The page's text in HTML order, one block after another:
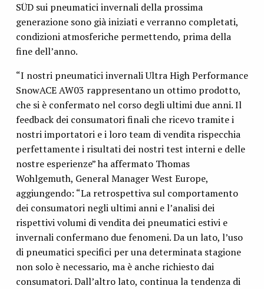
SÜD sui pneumatici invernali della prossima
generazione sono già iniziati e verranno completati,
condizioni atmosferiche permettendo, prima della
fine dell’anno.
“I nostri pneumatici invernali Ultra High Performance
SnowACE AW03 rappresentano un ottimo prodotto,
che si è confermato nel corso degli ultimi due anni. Il
feedback dei consumatori finali che ricevo tramite i
nostri importatori e i loro team di vendita rispecchia
perfettamente i risultati dei nostri test interni e delle
nostre esperienze” ha affermato Thomas
Wohlgemuth, General Manager West Europe,
aggiungendo: “La retrospettiva sul comportamento
dei consumatori negli ultimi anni e l’analisi dei
rispettivi volumi di vendita dei pneumatici estivi e
invernali confermano due fenomeni. Da un lato, l’uso
di pneumatici specifici per una determinata stagione
non solo è necessario, ma è anche richiesto dai
consumatori. Dall’altro lato, continua la tendenza di